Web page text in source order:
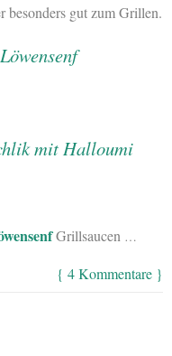
besonders gut zum Grillen.
Grillsaucen …
{ 4 Kommentare }